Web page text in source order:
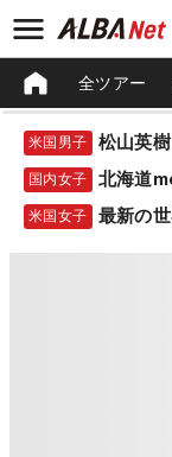
全ツアー
米国男子 松山英
国内女子 北海道
米国女子 最新の